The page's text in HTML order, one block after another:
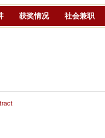
获奖情况 社会兼职